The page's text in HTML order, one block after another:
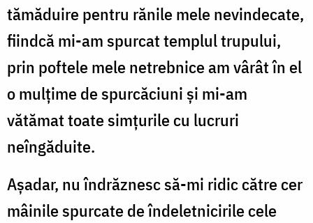
tămăduire pentru rănile mele nevindecate,
fiindcă mi-am spurcat templul trupului,
prin poftele mele netrebnice am vârât în el
o mulțime de spurcăciuni și mi-am
vătămat toate simțurile cu lucruri
neîngăduite.
Așadar, nu îndrăznesc să-mi ridic către cer
mâinile spurcate de îndeletnicirile cele